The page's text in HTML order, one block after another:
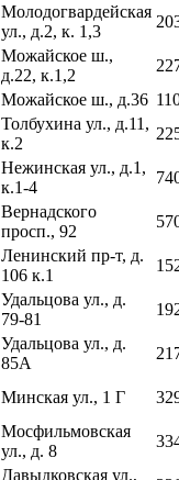
Молодогвардейская
ул., д.2, к. 1,3
Можайское ш.,
д.22, к.1,2
Можайское ш., д.36
Толбухина ул., д.11,
к.2
Нежинская ул., д.1,
к.1-4
Вернадского
просп., 92
Ленинский пр-т, д.
106 к.1
Удальцова ул., д.
79-81
Удальцова ул., д.
85А
Минская ул., 1 Г
Мосфильмовская
ул., д. 8
Давыдковская ул.,